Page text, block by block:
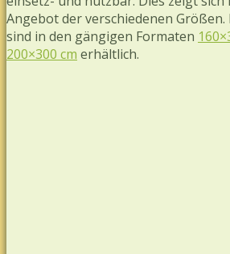
Angebot der verschiedenen Größen.
sind in den gängigen Formaten
200×300 cm erhältlich.